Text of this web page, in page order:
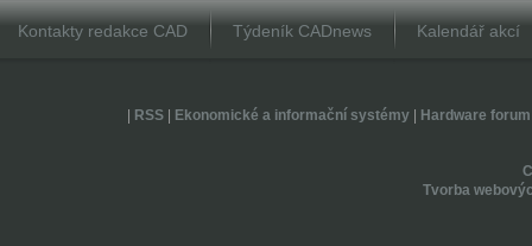
Kontakty redakce CAD Týdeník CADnews Kalendář akcí
RSS| Ekonomické a informační systémy| Hardware forum
Tvorba